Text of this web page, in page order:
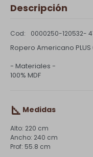
Descripción
0000250-120532-
Ropero Americano
- Materiales -
100% MDF
Medidas
220 cm
240 cm
55.8 cm